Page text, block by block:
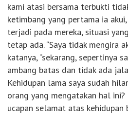
kami atasi bersama terbukti
ketimbang yang pertama ia
terjadi pada mereka, situasi
tetap ada. “Saya tidak mengira
katanya, “sekarang, sepertinya
ambang batas dan tidak ada
Kehidupan lama saya sudah
orang yang mengatakan hal ini?
ucapan selamat atas kehidupan